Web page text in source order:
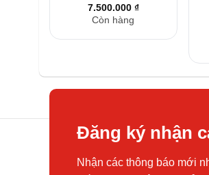
Được xếp
hạng 55
7.500.000 ₫
Còn hàng
Đăng ký nhận
Nhận các thông báo mới